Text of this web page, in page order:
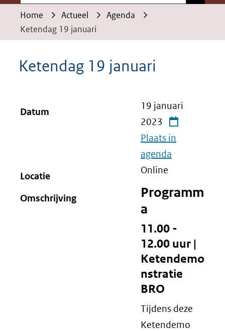
Home Actueel
Agenda
Ketendag 19 januari
Ketendag 19 januari
Datum
19 januari
2023
Plaats in
agenda
Locatie
Online
Omschrijving
Programm
a
11.00 -
12.00 uur |
Ketendemo
nstratie
BRO
Tijdens deze
Ketendemo